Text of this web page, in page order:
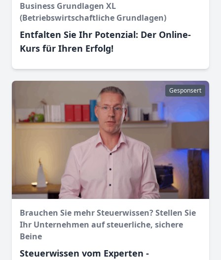
Business Grundlagen XL
(Betriebswirtschaftliche Grundlagen)
Entfalten Sie Ihr Potenzial: Der Online-
Kurs für Ihren Erfolg!
Gesponsert
Brauchen Sie mehr Steuerwissen? Stellen Sie
Ihr Unternehmen auf steuerliche, sichere
Beine
Steuerwissen vom Experten -